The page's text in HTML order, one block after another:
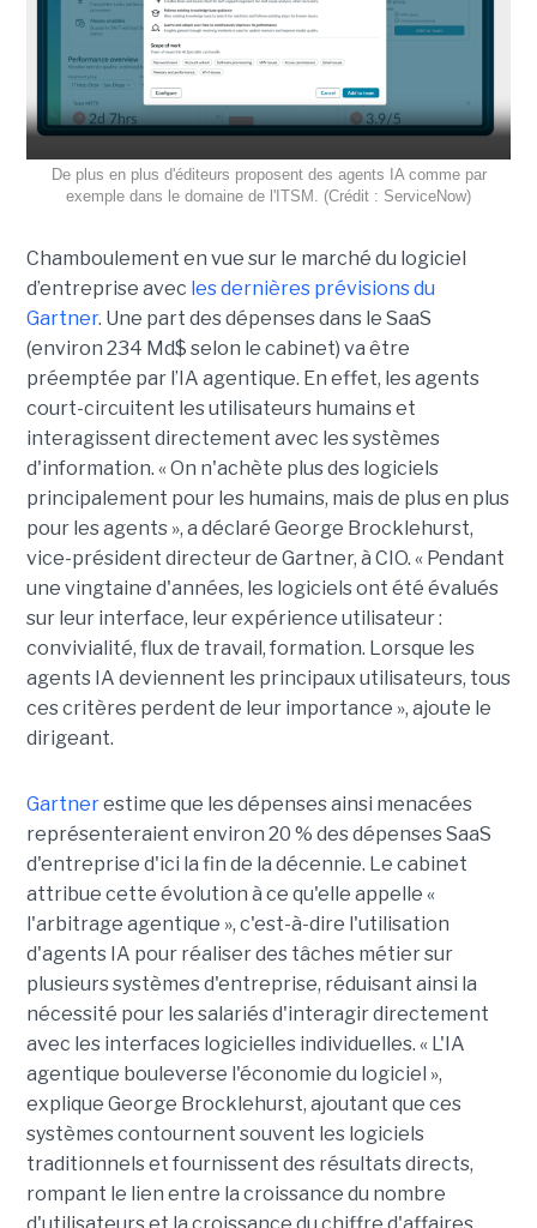
De plus en plus d'éditeurs proposent des agents IA comme par
exemple dans le domaine de l'ITSM. (Crédit : ServiceNow)
Chamboulement en vue sur le marché du logiciel
d’entreprise avec les dernières prévisions du
Gartner. Une part des dépenses dans le SaaS
(environ 234 Md$ selon le cabinet) va être
préemptée par l’IA agentique. En effet, les agents
court-circuitent les utilisateurs humains et
interagissent directement avec les systèmes
d'information. « On n'achète plus des logiciels
principalement pour les humains, mais de plus en plus
pour les agents », a déclaré George Brocklehurst,
vice-président directeur de Gartner, à CIO. « Pendant
une vingtaine d'années, les logiciels ont été évalués
sur leur interface, leur expérience utilisateur :
convivialité, flux de travail, formation. Lorsque les
agents IA deviennent les principaux utilisateurs, tous
ces critères perdent de leur importance », ajoute le
dirigeant.
Gartnerestime que les dépenses ainsi menacées
représenteraient environ 20 % des dépenses SaaS
d'entreprise d'ici la fin de la décennie. Le cabinet
attribue cette évolution à ce qu'elle appelle «
l'arbitrage agentique », c'est-à-dire l'utilisation
d'agents IA pour réaliser des tâches métier sur
plusieurs systèmes d'entreprise, réduisant ainsi la
nécessité pour les salariés d'interagir directement
avec les interfaces logicielles individuelles. « L'IA
agentique bouleverse l'économie du logiciel »,
explique George Brocklehurst, ajoutant que ces
systèmes contournent souvent les logiciels
traditionnels et fournissent des résultats directs,
rompant le lien entre la croissance du nombre